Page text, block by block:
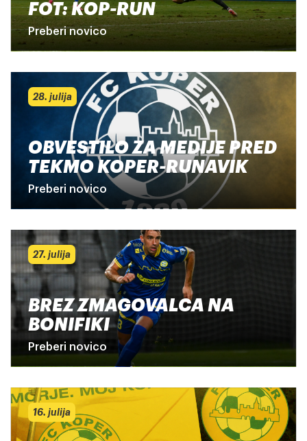
FOT: KOP-RUN
Preberi novico
28. julija
OBVESTILO ZA MEDIJE PRED
TEKMO KOPER-RUNAVIK
Preberi novico
27. julija
BREZ ZMAGOVALCA NA
BONIFIKI
Preberi novico
16. julija